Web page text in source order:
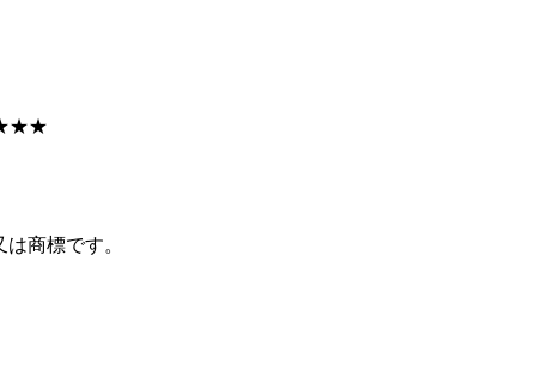
商標です。